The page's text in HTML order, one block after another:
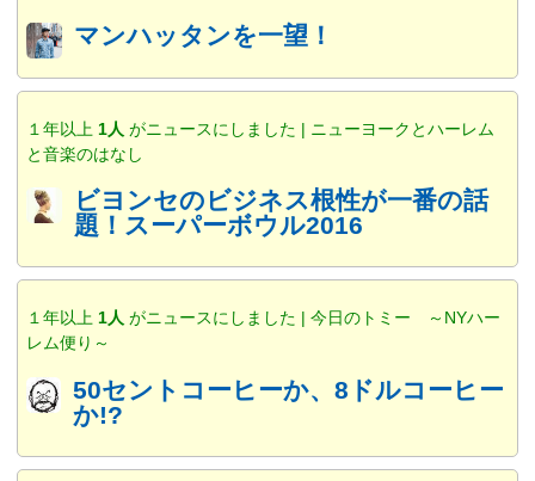
マンハッタンを一望！
１年以上 1人 がニュースにしました | ニューヨークとハーレム
と音楽のはなし
ビヨンセのビジネス根性が一番の話
題！スーパーボウル2016
１年以上 1人 がニュースにしました | 今日のトミー ～NYハー
レム便り～
50セントコーヒーか、8ドルコーヒー
か!?